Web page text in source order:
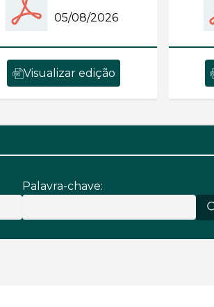
05/08/2026
Visualizar edição
Palavra-chave: